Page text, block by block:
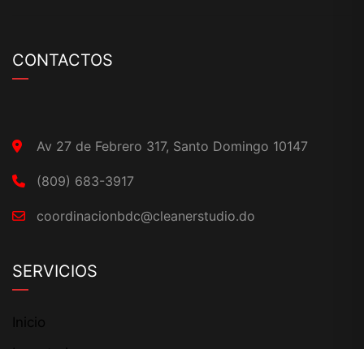
CONTACTOS
Av 27 de Febrero 317, Santo Domingo 10147
(809) 683-3917
coordinacionbdc@cleanerstudio.do
SERVICIOS
Inicio